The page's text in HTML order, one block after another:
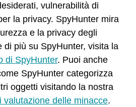
vulnerabilità di
la privacy. SpyHunter mira
e la privacy degli
di più su SpyHunter, visita la
di SpyHunter. Puoi anche
SpyHunter categorizza
oggetti visitando la nostra
valutazione delle minacce.